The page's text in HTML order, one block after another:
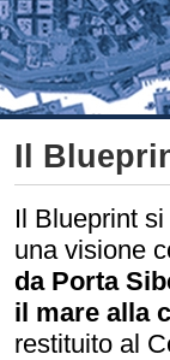
Il
Il Blueprint
una visione
da Porta
il mare alla
restituito al